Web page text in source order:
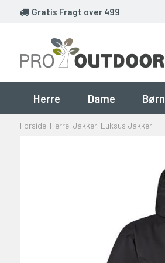
Gratis Fragt over 499
Herre Dame Børn
Forside-Herre-Jakker-Luksus Jakker